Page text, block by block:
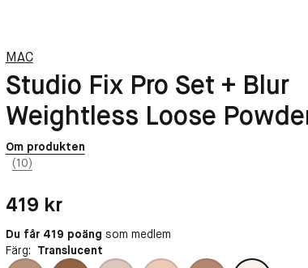
MAC
Studio Fix Pro Set + Blur
Weightless Loose
Om produkten
(10)
Färg: Translucent
Pris: 419 kr
419 kr
Du får 419 poäng som medlem